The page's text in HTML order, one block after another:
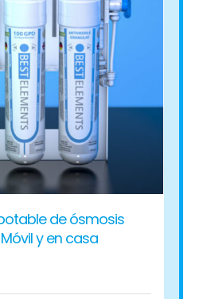
de ósmosis
Móvil y en casa